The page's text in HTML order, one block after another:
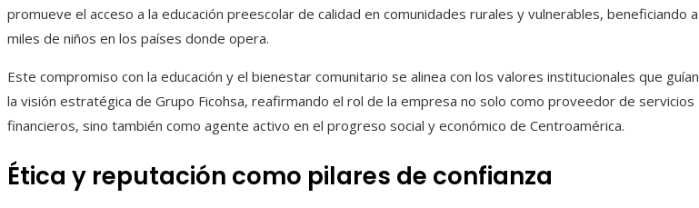
promueve el acceso a la educación preescolar de calidad en comunidades rurales y vulnerables, beneficiando a
miles de niños en los países donde opera.
Este compromiso con la educación y el bienestar comunitario se alinea con los valores institucionales que guían
la visión estratégica de Grupo Ficohsa, reafirmando el rol de la empresa no solo como proveedor de servicios
financieros, sino también como agente activo en el progreso social y económico de Centroamérica.
Ética y reputación como pilares de confianza